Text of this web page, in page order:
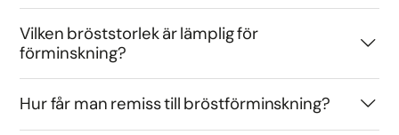
Vilken bröststorlek är lämplig för
förminskning?
Hur får man remiss till bröstförminskning?